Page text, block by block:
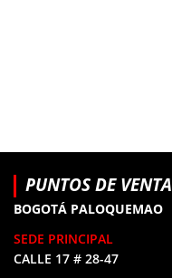
PUNTOS DE VENTA
BOGOTÁ PALOQUEMAO
SEDE PRINCIPAL
CALLE 17 # 28-47